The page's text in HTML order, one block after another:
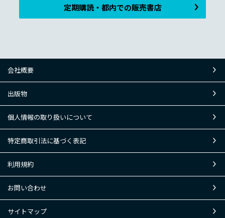
定期購読・都内での販売書店
会社概要
出版物
個人情報の取り扱いについて
特定商取引法に基づく表記
利用規約
お問い合わせ
サイトマップ